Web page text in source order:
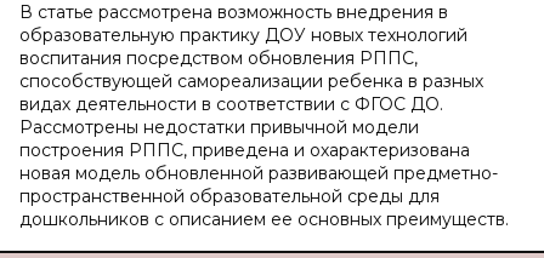
В статье рассмотрена возможность внедрения в
образовательную практику ДОУ новых технологий
воспитания посредством обновления РППС,
способствующей самореализации ребенка в разных
видах деятельности в соответствии с ФГОС ДО.
Рассмотрены недостатки привычной модели
построения РППС, приведена и охарактеризована
новая модель обновленной развивающей предметно-
пространственной образовательной среды для
дошкольников с описанием ее основных преимуществ.